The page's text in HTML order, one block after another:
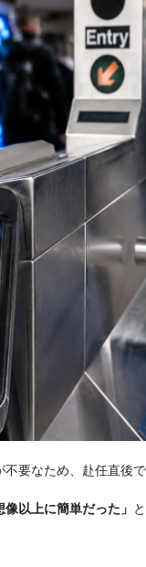
要なため、赴任直後
以上に簡単だった」